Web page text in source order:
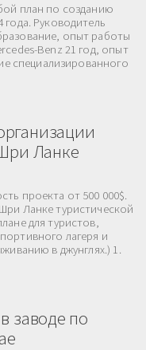
план по созданию
Руководитель
опыт работы
Benz 21 год, опыт
специализированного
Ланке
проекта от 500 000$.
Ланке туристической
для туристов,
лагеря и
в джунглях.) 1.
заводе по